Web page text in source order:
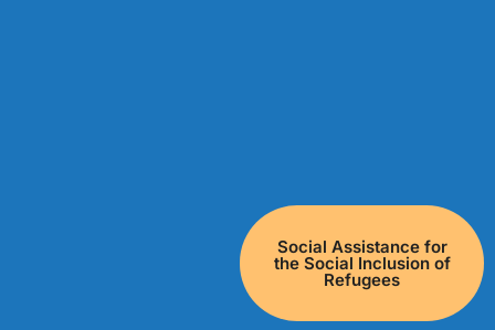
Social Assistance for
the Social Inclusion of
Refugees